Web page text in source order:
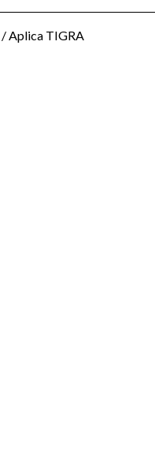
/ Aplica TIGRA